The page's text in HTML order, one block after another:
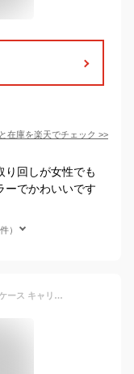
在庫を楽天でチェック >>
り回しが女性でも
ーでかわいいです
）
【40％割引以上】スーツケース キャリーケース キャリーバッグ S/M/Lサイズ 旅行カバン フレーム 大型 軽量 静音 ダブルキャスタ 360度回転 TSA ロック搭載 ビジネス 出張 全国旅行支援 VARNIC